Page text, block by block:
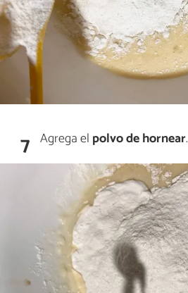
7 Agrega el polvo de hornear.